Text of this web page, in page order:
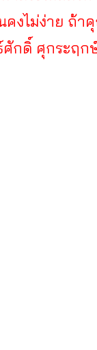
งไม่ง่าย ถ้า
ดิ์ ศุกระฤกษ์